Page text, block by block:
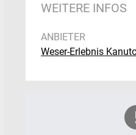
WEITERE INFOS
ANBIETER
Weser-Erlebnis